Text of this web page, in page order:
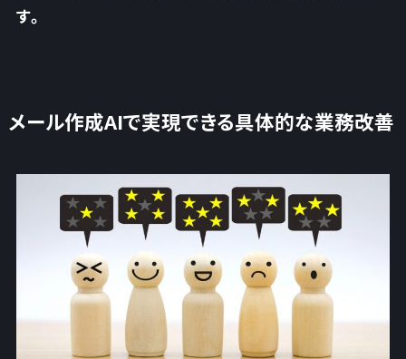
す。
メール作成AIで実現できる具体的な業務改善